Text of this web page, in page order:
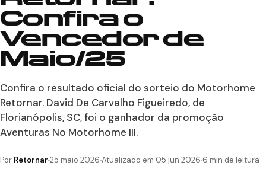
Confira o
Vencedor de
Maio/25
Confira o resultado oficial do sorteio do Motorhome
Retornar. David De Carvalho Figueiredo, de
Florianópolis, SC, foi o ganhador da promoção
Aventuras No Motorhome III.
Por Retornar 25 maio 2026 Atualizado em 05 jun 2026 6 min de leitura